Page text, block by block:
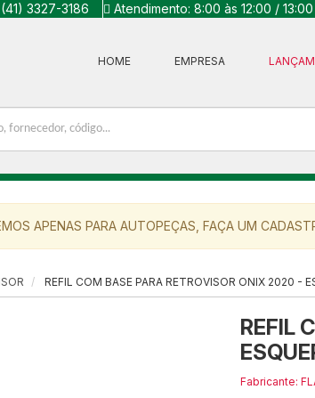
(41) 3327-3186 Atendimento: 8:00 às 12:00 /
HOME EMPRESA
APENAS PARA AUTOPEÇAS, FAÇA UM
REFIL COM BASE PARA RETROVISOR ONIX 2020 -
REFIL
Fabricante: